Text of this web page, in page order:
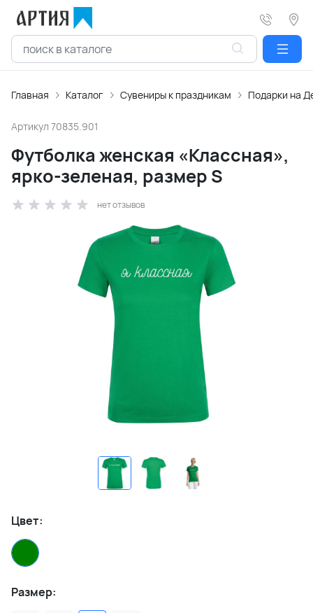
Главная Каталог Сувениры к праздникам Подарки на
Артикул 70835.901
Футболка женская «Классная»,
ярко-зеленая, размер S
нет отзывов
Цвет:
Размер: